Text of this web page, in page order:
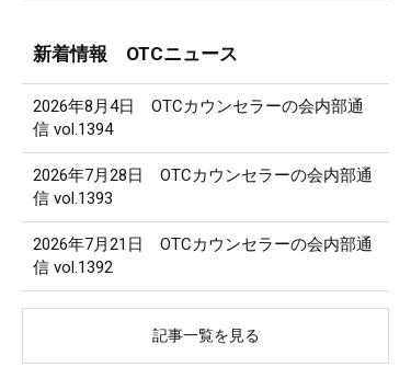
新着情報 OTCニュース
2026年8月4日 OTCカウンセラーの会内部通
信 vol.1394
2026年7月28日 OTCカウンセラーの会内部通
信 vol.1393
2026年7月21日 OTCカウンセラーの会内部通
信 vol.1392
記事一覧を見る